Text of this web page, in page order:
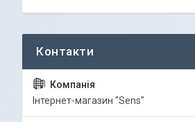
Iнтернет-магазин "Sens"